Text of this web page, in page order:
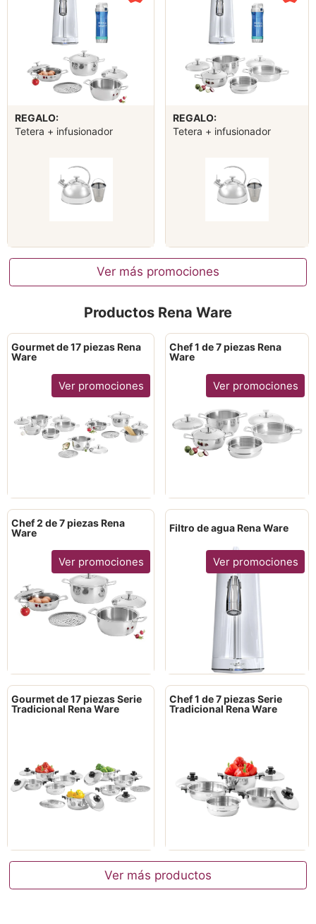
REGALO:
Tetera + infusionador
REGALO:
Tetera + infusionador
Ver más promociones
Productos Rena Ware
Gourmet de 17 piezas Rena
Ware
Ver promociones
Chef 1 de 7 piezas Rena
Ware
Ver promociones
Chef 2 de 7 piezas Rena
Ware
Ver promociones
Filtro de agua Rena Ware
Ver promociones
Gourmet de 17 piezas Serie
Tradicional Rena Ware
Chef 1 de 7 piezas Serie
Tradicional Rena Ware
Ver más productos